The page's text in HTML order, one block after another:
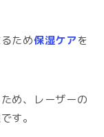
ため保湿ケアを
め、レーザーの
す。